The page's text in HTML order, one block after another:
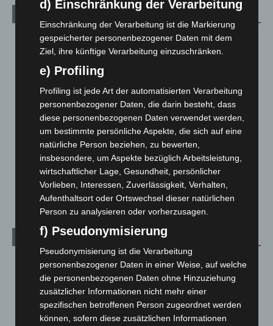
Blaulicht
Corona-News
Hannover und Region
Langenhagen und Ortsteile
3.250
Leserbriefe
Menschen
Über uns
Veranstaltungen
Archiv
August 2026(12)
Juli 2026 (73)
(139)
Mai 2026(99)
d) Einschränkung der Verarbeitung
Einschränkung der Verarbeitung ist die Markierung
gespeicherter personenbezogener Daten mit dem
Ziel, ihre künftige Verarbeitung einzuschränken.
e) Profiling
Profiling ist jede Art der automatisierten Verarbeitung
personenbezogener Daten, die darin besteht, dass
diese personenbezogenen Daten verwendet werden,
um bestimmte persönliche Aspekte, die sich auf eine
natürliche Person beziehen, zu bewerten,
insbesondere, um Aspekte bezüglich Arbeitsleistung,
wirtschaftlicher Lage, Gesundheit, persönlicher
Vorlieben, Interessen, Zuverlässigkeit, Verhalten,
Aufenthaltsort oder Ortswechsel dieser natürlichen
Person zu analysieren oder vorherzusagen.
f) Pseudonymisierung
Pseudonymisierung ist die Verarbeitung
personenbezogener Daten in einer Weise, auf welche
die personenbezogenen Daten ohne Hinzuziehung
zusätzlicher Informationen nicht mehr einer
spezifischen betroffenen Person zugeordnet werden
können, sofern diese zusätzlichen Informationen